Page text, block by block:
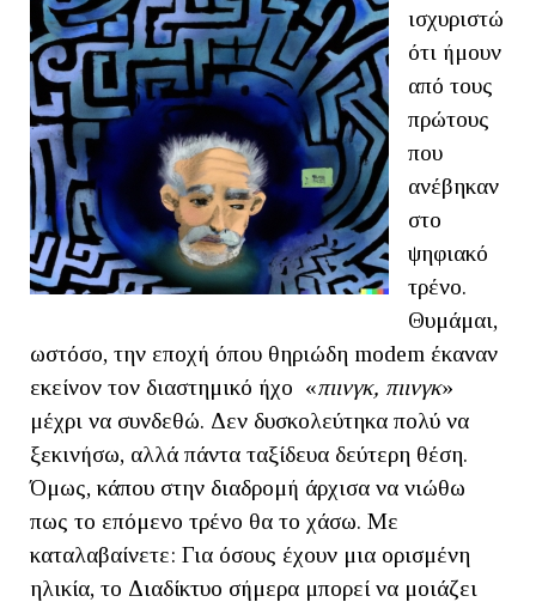
ισχυριστώ
ότι ήμουν
από τους
πρώτους
που
ανέβηκαν
στο
ψηφιακό
τρένο.
Θυμάμαι,
ωστόσο, την εποχή όπου θηριώδη modem έκαναν
εκείνον τον διαστημικό ήχο «πιινγκ, πιινγκ»
μέχρι να συνδεθώ. Δεν δυσκολεύτηκα πολύ να
ξεκινήσω, αλλά πάντα ταξίδευα δεύτερη θέση.
Όμως, κάπου στην διαδρομή άρχισα να νιώθω
πως το επόμενο τρένο θα το χάσω. Με
καταλαβαίνετε: Για όσους έχουν μια ορισμένη
ηλικία, το Διαδίκτυο σήμερα μπορεί να μοιάζει